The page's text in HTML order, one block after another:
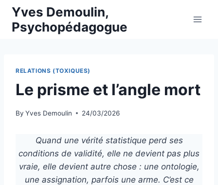
Skip
content
Yves Demoulin,
Psychopédagogue
RELATIONS (TOXIQUES)
Le prisme et l’angle mort
By Yves Demoulin 24/03/2026
Quand une vérité statistique perd ses
conditions de validité, elle ne devient pas plus
vraie, elle devient autre chose : une ontologie,
une assignation, parfois une arme. C’est ce